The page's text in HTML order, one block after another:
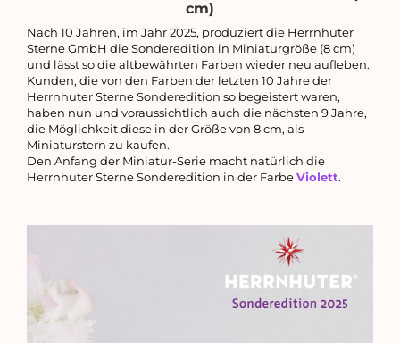
cm)
Nach 10 Jahren, im Jahr 2025, produziert die Herrnhuter
Sterne GmbH die Sonderedition in Miniaturgröße (8 cm)
und lässt so die altbewährten Farben wieder neu aufleben.
Kunden, die von den Farben der letzten 10 Jahre der
Herrnhuter Sterne Sonderedition so begeistert waren,
haben nun und voraussichtlich auch die nächsten 9 Jahre,
die Möglichkeit diese in der Größe von 8 cm, als
Miniaturstern zu kaufen.
Den Anfang der Miniatur-Serie macht natürlich die
Herrnhuter Sterne Sonderedition in der FarbeViolett.